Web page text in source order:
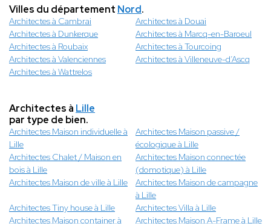
Villes du département Nord.
Architectes à Cambrai
Architectes à Douai
Architectes à Dunkerque
Architectes à Marcq-en-Baroeul
Architectes à Roubaix
Architectes à Tourcoing
Architectes à Valenciennes
Architectes à Villeneuve-d’Ascq
Architectes à Wattrelos
Architectes à Lille
par type de bien.
Architectes Maison individuelle à
Lille
Architectes Maison passive /
écologique à Lille
Architectes Chalet / Maison en
bois à Lille
Architectes Maison connectée
(domotique) à Lille
Architectes Maison de ville à Lille
Architectes Maison de campagne
à Lille
Architectes Tiny house à Lille
Architectes Villa à Lille
Architectes Maison container à
Architectes Maison A-Frame à Lille